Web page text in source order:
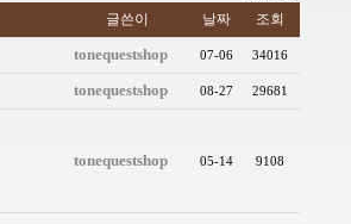
글쓴이 날짜 조회
tonequestshop 07-06 34016
tonequestshop 08-27 29681
tonequestshop 05-14 9108